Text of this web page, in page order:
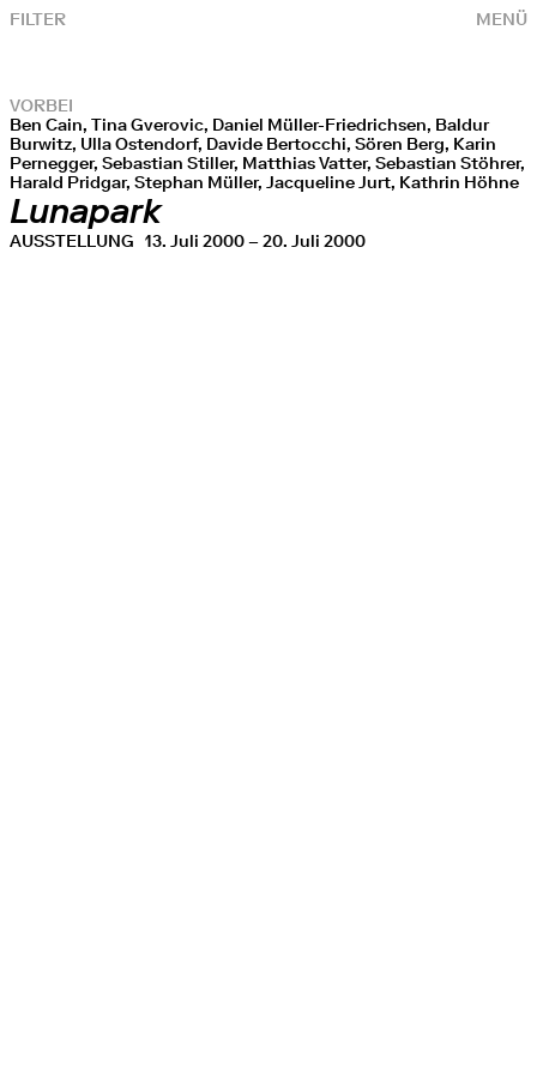
MENÜ
FILTER
VORBEI
Ben Cain, Tina Gverovic, Daniel Müller-Friedrichsen, Baldur
Burwitz, Ulla Ostendorf, Davide Bertocchi, Sören Berg, Karin
Pernegger, Sebastian Stiller, Matthias Vatter, Sebastian Stöhrer,
Harald Pridgar, Stephan Müller, Jacqueline Jurt, Kathrin Höhne
Lunapark
AUSSTELLUNG 13. Juli 2000 – 20. Juli 2000